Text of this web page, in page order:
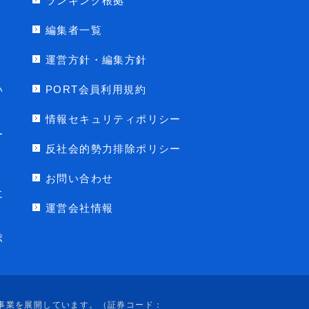
編集者一覧
運営方針・編集方針
PORT会員利用規約
情報セキュリティポリシー
反社会的勢力排除ポリシー
お問い合わせ
運営会社情報